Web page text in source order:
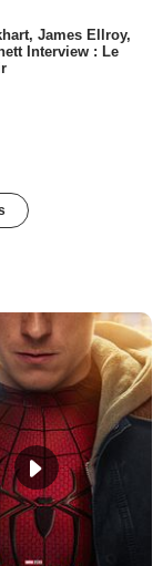
James Ellroy,
Interview : Le